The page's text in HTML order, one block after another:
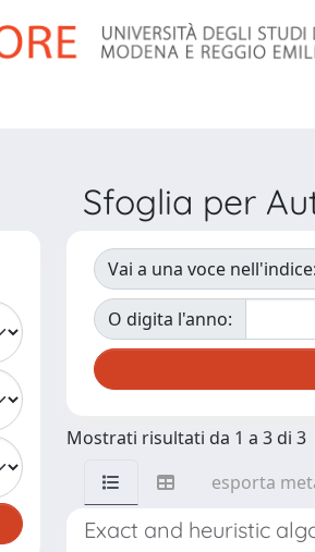
Sfoglia per
Vai a una voce nell'indice:
O digita l'anno:
Mostrati risultati da 1 a 3 di 3
esporta
Exact and heuristic